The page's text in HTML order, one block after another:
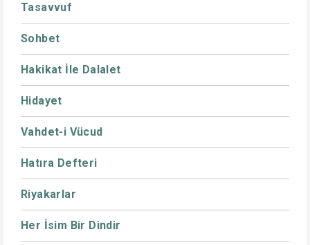
Tasavvuf
Sohbet
Hakikat İle Dalalet
Hidayet
Vahdet-i Vücud
Hatıra Defteri
Riyakarlar
Her İsim Bir Dindir